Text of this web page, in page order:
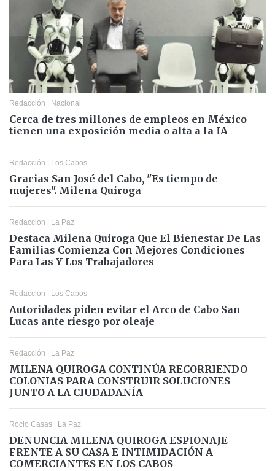
Redacción Nacional
Cerca de tres millones de empleos en México
tienen una exposición media o alta a la IA
Redacción Los Cabos
Gracias San José del Cabo, "Es tiempo de
mujeres". Milena Quiroga
Redacción La Paz
Destaca Milena Quiroga Que El Bienestar De Las
Familias Comienza Con Mejores Condiciones
Para Las Y Los Trabajadores
Redacción Los Cabos
Autoridades piden evitar el Arco de Cabo San
Lucas ante riesgo por oleaje
Redacción La Paz
MILENA QUIROGA CONTINÚA RECORRIENDO
COLONIAS PARA CONSTRUIR SOLUCIONES
JUNTO A LA CIUDADANÍA
Rocio Casas La Paz
DENUNCIA MILENA QUIROGA ESPIONAJE
FRENTE A SU CASA E INTIMIDACIÓN A
COMERCIANTES EN LOS CABOS